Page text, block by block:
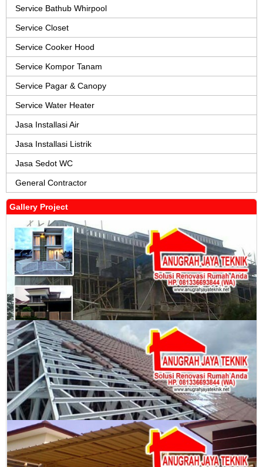
Service Bathub Whirpool
Service Closet
Service Cooker Hood
Service Kompor Tanam
Service Pagar & Canopy
Service Water Heater
Jasa Installasi Air
Jasa Installasi Listrik
Jasa Sedot WC
General Contractor
Gallery Project